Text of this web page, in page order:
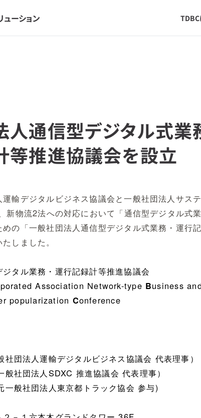
ューション TDBC
通信型デジタル式業
等推進協議会を設立
輸デジタルビジネス協議会と一般社団法人サス
新物流2法への対応において「通信型デジタル式
の「一般社団法人通信型デジタル式業務・運行
しました。
タル業務・運行記録計等推進協議会
Association Network-type Business
popularization Conference
法人運輸デジタルビジネス協議会 代表理事）
団法人SDXC 推進協議会 代表理事）
社団法人東京都トラック協会 参与)